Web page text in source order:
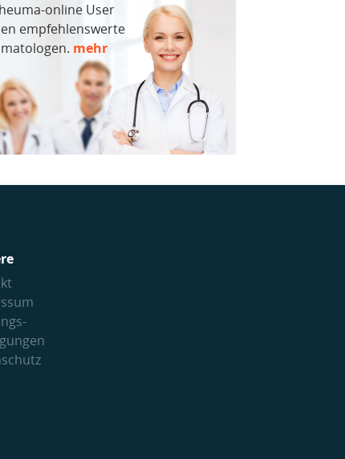
online User
empfehlenswerte
mehr